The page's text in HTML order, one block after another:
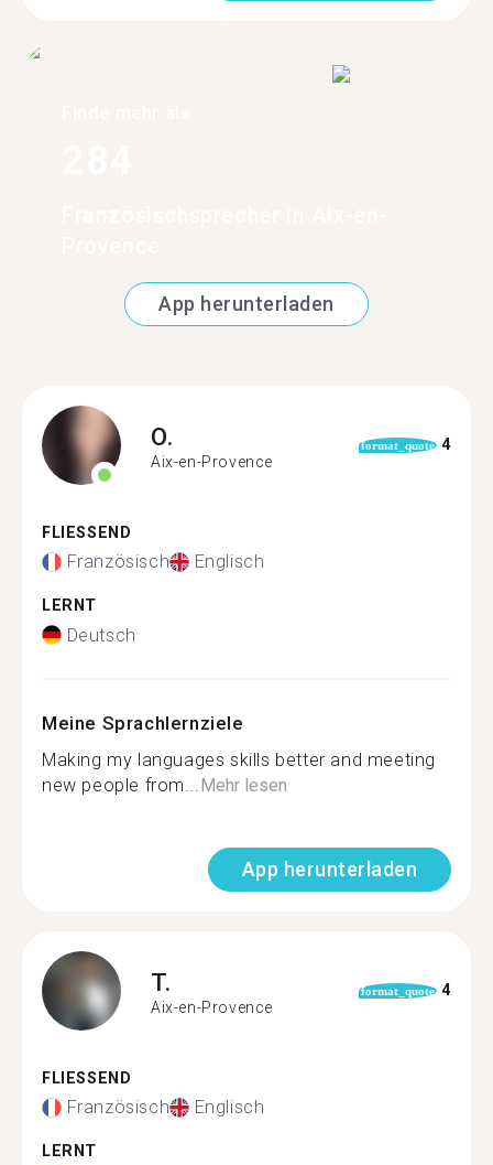
App herunterladen
O.
Aix-en-Provence
format_quote 4
FLIESSEND
Französisch Englisch
LERNT
Deutsch
Meine Sprachlernziele
Making my languages skills better and meeting
new people from... Mehr lesen
App herunterladen
T.
Aix-en-Provence
format_quote 4
FLIESSEND
Französisch Englisch
LERNT